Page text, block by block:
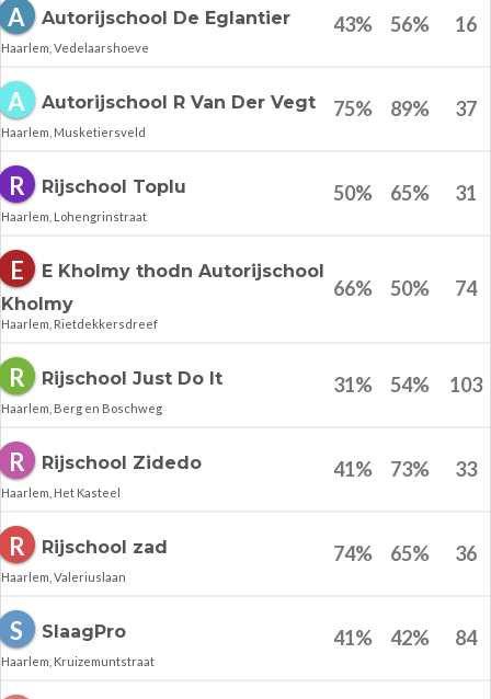
A Autorijschool De Eglantier
Haarlem, Vedelaarshoeve
43% 56% 16
A Autorijschool R Van Der Vegt
Haarlem, Musketiersveld
75% 89% 37
R Rijschool Toplu
Haarlem, Lohengrinstraat
50% 65% 31
E
E Kholmy thodn Autorijschool
Kholmy
Haarlem, Rietdekkersdreef
66% 50% 74
R Rijschool Just Do It
Haarlem, Berg en Boschweg
31% 54% 103
R Rijschool Zidedo
Haarlem, Het Kasteel
41% 73% 33
R Rijschool zad
Haarlem, Valeriuslaan
74% 65% 36
S SlaagPro
Haarlem, Kruizemuntstraat
41% 42% 84